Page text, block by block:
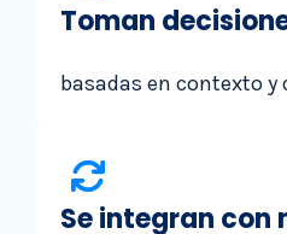
Toman
basadas en contexto y
Se integran con